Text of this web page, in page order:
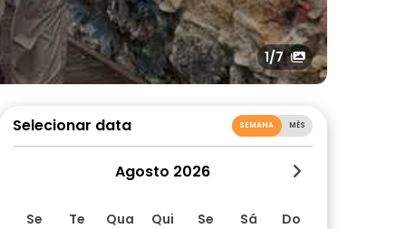
1/7
Selecionar data SEMANA MÊS
Agosto 2026
Se Te Qua Qui Se Sá Do